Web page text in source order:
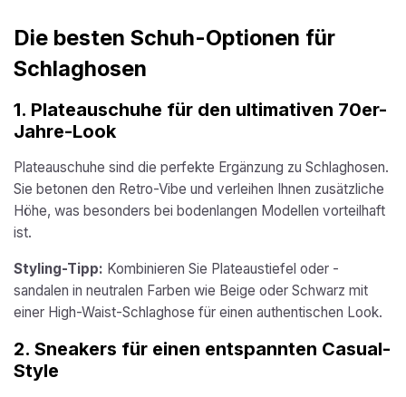
Die besten Schuh-Optionen für
Schlaghosen
1. Plateauschuhe für den ultimativen 70er-
Jahre-Look
Plateauschuhe sind die perfekte Ergänzung zu Schlaghosen.
Sie betonen den Retro-Vibe und verleihen Ihnen zusätzliche
Höhe, was besonders bei bodenlangen Modellen vorteilhaft
ist.
Styling-Tipp: Kombinieren Sie Plateaustiefel oder -
sandalen in neutralen Farben wie Beige oder Schwarz mit
einer High-Waist-Schlaghose für einen authentischen Look.
2. Sneakers für einen entspannten Casual-
Style